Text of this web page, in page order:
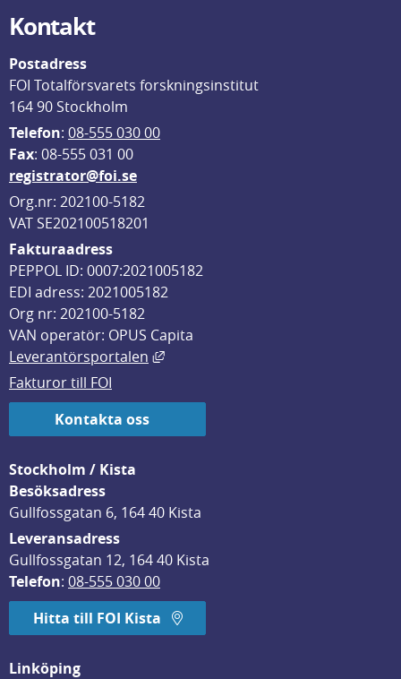
Kontakt
Postadress
FOI Totalförsvarets forskningsinstitut
164 90 Stockholm
Telefon: 08-555 030 00
Fax: 08-555 031 00
registrator@foi.se
Org.nr: 202100-5182
VAT SE202100518201
Fakturaadress
PEPPOL ID: 0007:2021005182
EDI adress: 2021005182
Org nr: 202100-5182
VAN operatör: OPUS Capita
Leverantörsportalen
Länk till annan webbplats, öppnas
Fakturor till FOI
Kontakta oss
Stockholm / Kista
Besöksadress
Gullfossgatan 6, 164 40 Kista
Leveransadress
Gullfossgatan 12, 164 40 Kista
Telefon: 08-555 030 00
Hitta till FOI Kista
Linköping